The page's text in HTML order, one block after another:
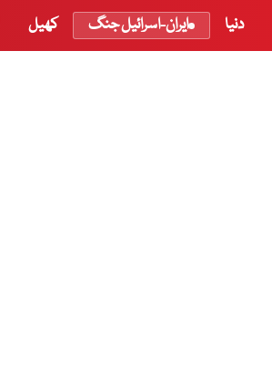
دنیا ایران-اسرائیل جنگ کھیل